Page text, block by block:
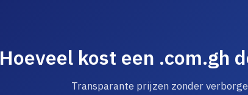
Hoeveel kost een .com.gh
Transparante prijzen zonder